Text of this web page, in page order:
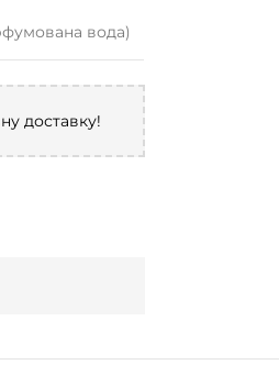
вода)
доставку!